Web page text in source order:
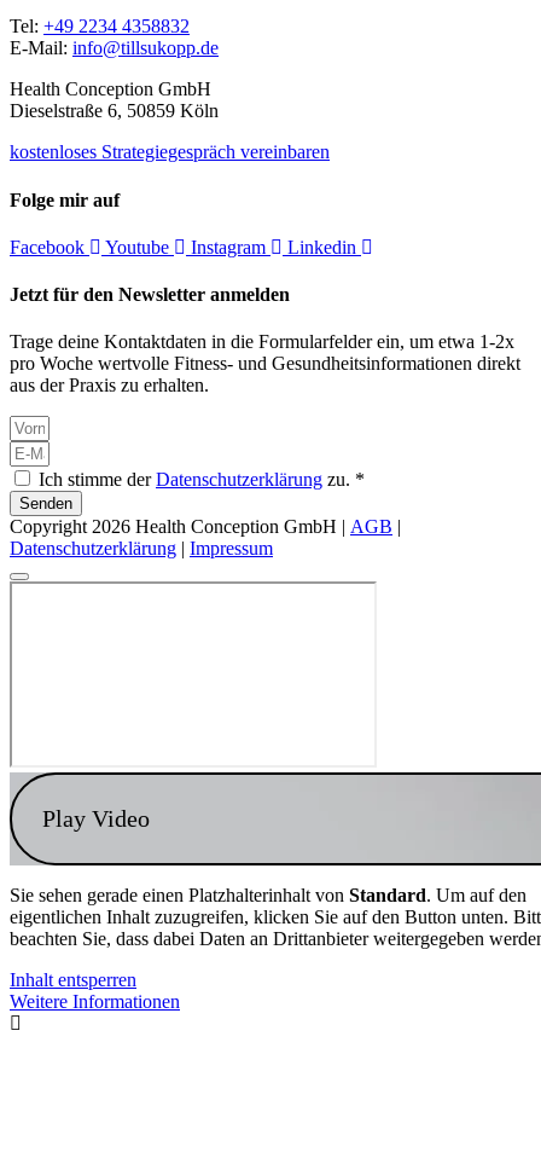
Tel: +49 2234 4358832
E-Mail: info@tillsukopp.de
Health Conception GmbH
Dieselstraße 6, 50859 Köln
kostenloses Strategiegespräch vereinbaren
Folge mir auf
Facebook Youtube Instagram Linkedin
Jetzt für den Newsletter anmelden
Trage deine Kontaktdaten in die Formularfelder ein, um etwa 1-2x
pro Woche wertvolle Fitness- und Gesundheitsinformationen direkt
aus der Praxis zu erhalten.
Ich stimme derDatenschutzerklärung zu. *
Senden
Copyright 2026 Health Conception GmbH | AGB
Datenschutzerklärung
Impressum
Play Video
Sie sehen gerade einen Platzhalterinhalt von Standard. Um auf den
eigentlichen Inhalt zuzugreifen, klicken Sie auf den Button unten.
beachten Sie, dass dabei Daten an Drittanbieter weitergegeben
Inhalt entsperren
Weitere Informationen